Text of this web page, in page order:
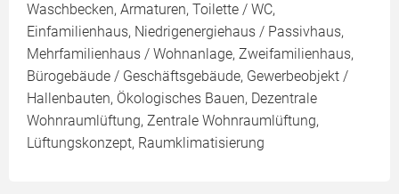
Waschbecken, Armaturen, Toilette / WC,
Einfamilienhaus, Niedrigenergiehaus / Passivhaus,
Mehrfamilienhaus / Wohnanlage, Zweifamilienhaus,
Bürogebäude / Geschäftsgebäude, Gewerbeobjekt /
Hallenbauten, Ökologisches Bauen, Dezentrale
Wohnraumlüftung, Zentrale Wohnraumlüftung,
Lüftungskonzept, Raumklimatisierung